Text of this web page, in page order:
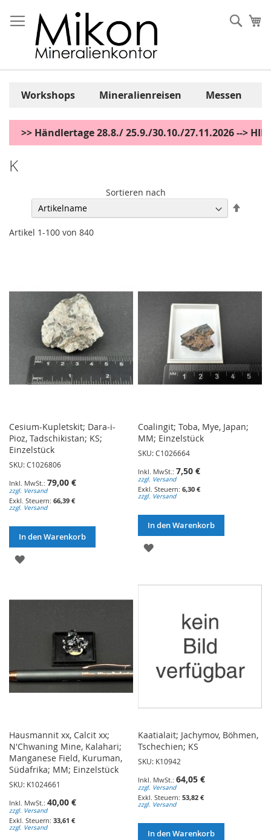
Inhalt
springen
Workshops Mineralienreisen Messen
>> Händlertage 28.8./ 25.9./30.10./27.11.2026 -->
K
Artikel 1-100 von 840
Sortieren nach
Cesium-Kupletskit; Dara-i-
Pioz, Tadschikistan; KS;
Einzelstück
SKU: C1026806
79,00 €
zzgl. Versand
66,39 €
zzgl. Versand
In den Warenkorb
ZUR
HINZUFÜGEN
Coalingit; Toba, Mye, Japan;
MM; Einzelstück
SKU: C1026664
7,50 €
zzgl. Versand
6,30 €
zzgl. Versand
In den Warenkorb
ZUR
HINZUFÜGEN
Hausmannit xx, Calcit xx;
N'Chwaning Mine, Kalahari;
Manganese Field, Kuruman,
Südafrika; MM; Einzelstück
SKU: K1024661
40,00 €
zzgl. Versand
33,61 €
zzgl. Versand
Kaatialait; Jachymov, Böhmen,
Tschechien; KS
SKU: K10942
64,05 €
zzgl. Versand
53,82 €
zzgl. Versand
In den Warenkorb